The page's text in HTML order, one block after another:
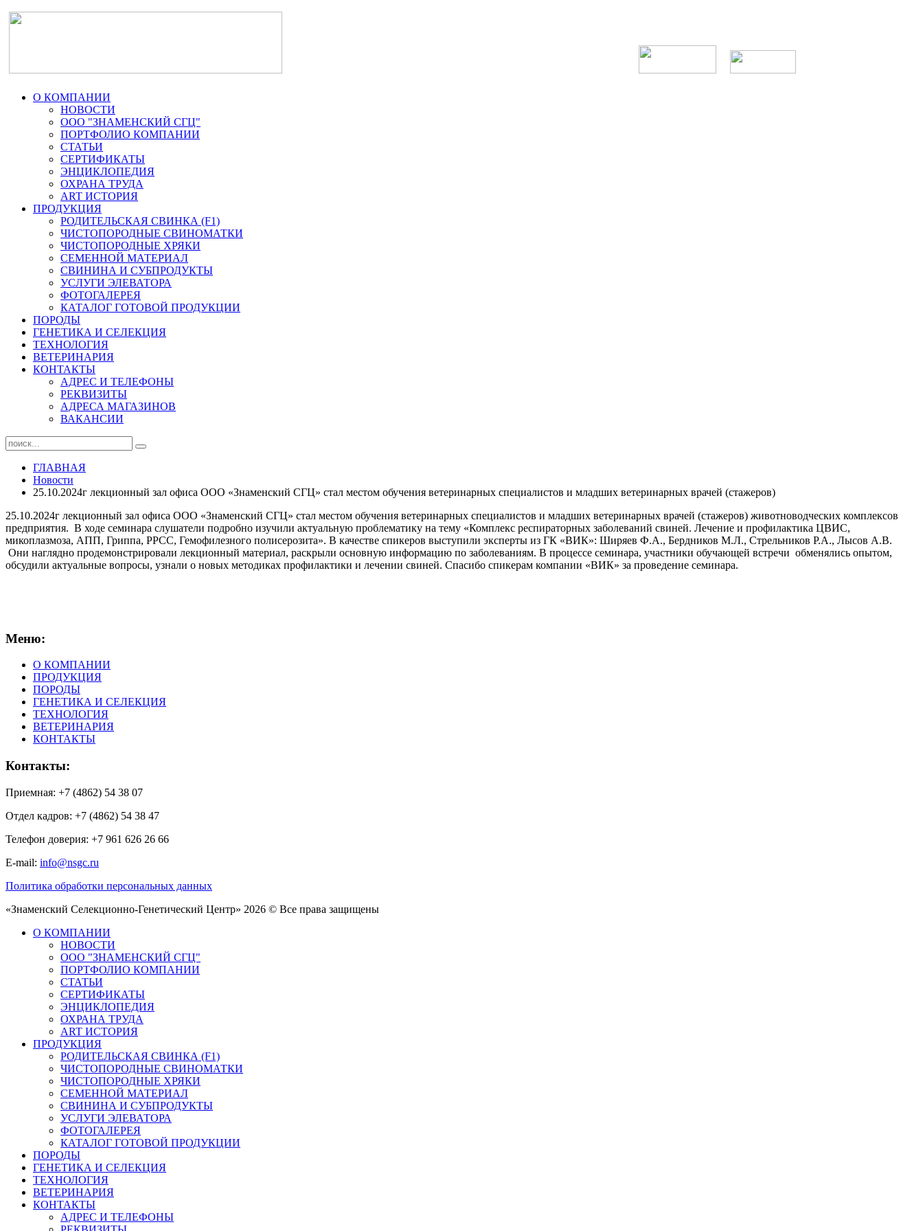
О КОМПАНИИ
НОВОСТИ
ООО "ЗНАМЕНСКИЙ СГЦ"
ПОРТФОЛИО КОМПАНИИ
СТАТЬИ
СЕРТИФИКАТЫ
ЭНЦИКЛОПЕДИЯ
ОХРАНА ТРУДА
ART ИСТОРИЯ
ПРОДУКЦИЯ
РОДИТЕЛЬСКАЯ СВИНКА (F1)
ЧИСТОПОРОДНЫЕ СВИНОМАТКИ
ЧИСТОПОРОДНЫЕ ХРЯКИ
СЕМЕННОЙ МАТЕРИАЛ
СВИНИНА И СУБПРОДУКТЫ
УСЛУГИ ЭЛЕВАТОРА
ФОТОГАЛЕРЕЯ
КАТАЛОГ ГОТОВОЙ ПРОДУКЦИИ
ПОРОДЫ
ГЕНЕТИКА И СЕЛЕКЦИЯ
ТЕХНОЛОГИЯ
ВЕТЕРИНАРИЯ
КОНТАКТЫ
АДРЕС И ТЕЛЕФОНЫ
РЕКВИЗИТЫ
АДРЕСА МАГАЗИНОВ
ВАКАНСИИ
ГЛАВНАЯ
Новости
25.10.2024г лекционный зал офиса ООО «Знаменский СГЦ» стал местом обучения ветеринарных специалистов и младших ветеринарных врачей (стажеров)
25.10.2024г лекционный зал офиса ООО «Знаменский СГЦ» стал местом обучения ветеринарных специалистов и младших ветеринарных врачей (стажеров) животноводческих комплексов
предприятия. В ходе семинара слушатели подробно изучили актуальную проблематику на тему «Комплекс респираторных заболеваний свиней. Лечение и профилактика ЦВИС,
микоплазмоза, АПП, Гриппа, РРСС, Гемофилезного полисерозита». В качестве спикеров выступили эксперты из ГК «ВИК»: Ширяев Ф.А., Бердников М.Л., Стрельников Р.А., Лысов А.В.
Они наглядно продемонстрировали лекционный материал, раскрыли основную информацию по заболеваниям. В процессе семинара, участники обучающей встречи обменялись опытом,
обсудили актуальные вопросы, узнали о новых методиках профилактики и лечении свиней. Спасибо спикерам компании «ВИК» за проведение семинара.
Меню:
О КОМПАНИИ
ПРОДУКЦИЯ
ПОРОДЫ
ГЕНЕТИКА И СЕЛЕКЦИЯ
ТЕХНОЛОГИЯ
ВЕТЕРИНАРИЯ
КОНТАКТЫ
Контакты:
Приемная: +7 (4862) 54 38 07
Отдел кадров: +7 (4862) 54 38 47
Телефон доверия: +7 961 626 26 66
E-mail: info@nsgc.ru
Политика обработки персональных данных
«Знаменский Селекционно-Генетический Центр» 2026 © Все права защищены
О КОМПАНИИ
НОВОСТИ
ООО "ЗНАМЕНСКИЙ СГЦ"
ПОРТФОЛИО КОМПАНИИ
СТАТЬИ
СЕРТИФИКАТЫ
ЭНЦИКЛОПЕДИЯ
ОХРАНА ТРУДА
ART ИСТОРИЯ
ПРОДУКЦИЯ
РОДИТЕЛЬСКАЯ СВИНКА (F1)
ЧИСТОПОРОДНЫЕ СВИНОМАТКИ
ЧИСТОПОРОДНЫЕ ХРЯКИ
СЕМЕННОЙ МАТЕРИАЛ
СВИНИНА И СУБПРОДУКТЫ
УСЛУГИ ЭЛЕВАТОРА
ФОТОГАЛЕРЕЯ
КАТАЛОГ ГОТОВОЙ ПРОДУКЦИИ
ПОРОДЫ
ГЕНЕТИКА И СЕЛЕКЦИЯ
ТЕХНОЛОГИЯ
ВЕТЕРИНАРИЯ
КОНТАКТЫ
АДРЕС И ТЕЛЕФОНЫ